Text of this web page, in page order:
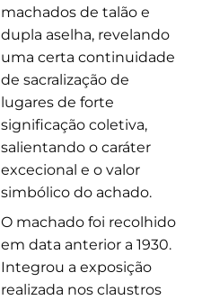
machados de talão e
dupla aselha, revelando
uma certa continuidade
de sacralização de
lugares de forte
significação coletiva,
salientando o caráter
excecional e o valor
simbólico do achado.
O machado foi recolhido
em data anterior a 1930.
Integrou a exposição
realizada nos claustros